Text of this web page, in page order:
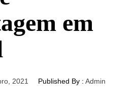
em
2021 Published By : Admin